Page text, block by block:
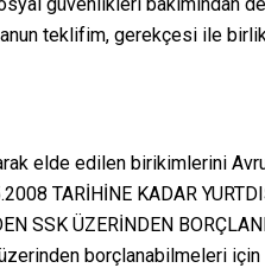
teklifim, gerekçesi ile
elde edilen birikimlerini
TARİHİNE KADAR
SSK ÜZERİNDEN
borçlanabilmeleri